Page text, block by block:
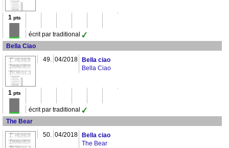
1 pts
écrit par traditional
Bella Ciao
49. 04/2018
Bella ciao
Bella Ciao
1 pts
écrit par traditional
The Bear
50. 04/2018
Bella ciao
The Bear